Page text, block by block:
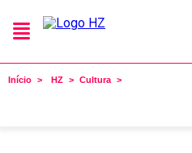
Início HZ Cultura